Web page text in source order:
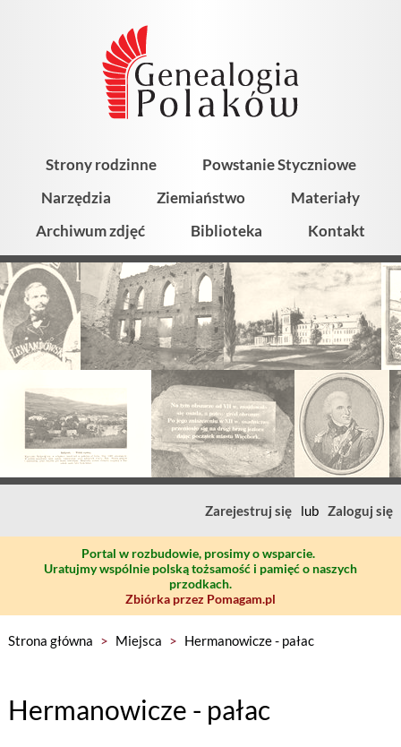
Strony rodzinne
Powstanie Styczniowe
Narzędzia
Ziemiaństwo
Materiały
Archiwum zdjęć
Biblioteka Kontakt
Zarejestruj się lub Zaloguj się
Portal w rozbudowie, prosimy o wsparcie.
Uratujmy wspólnie polską tożsamość i pamięć o naszych
przodkach.
Zbiórka przez Pomagam.pl
Strona główna > Miejsca > Hermanowicze - pałac
Hermanowicze - pałac